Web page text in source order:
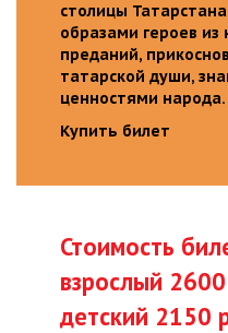
столицы
образами героев из
преданий,
татарской души,
ценностями народа.
Купить билет
Стоимость
взрослый
детский 2150